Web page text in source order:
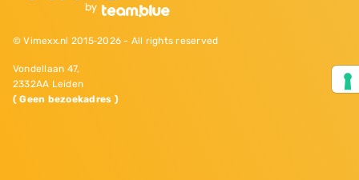
© Vimexx.nl 2015‐2026 - All rights reserved
Vondellaan 47,
2332AA Leiden
( Geen bezoekadres )